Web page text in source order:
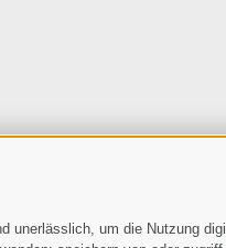
unerlässlich, um die Nutzung